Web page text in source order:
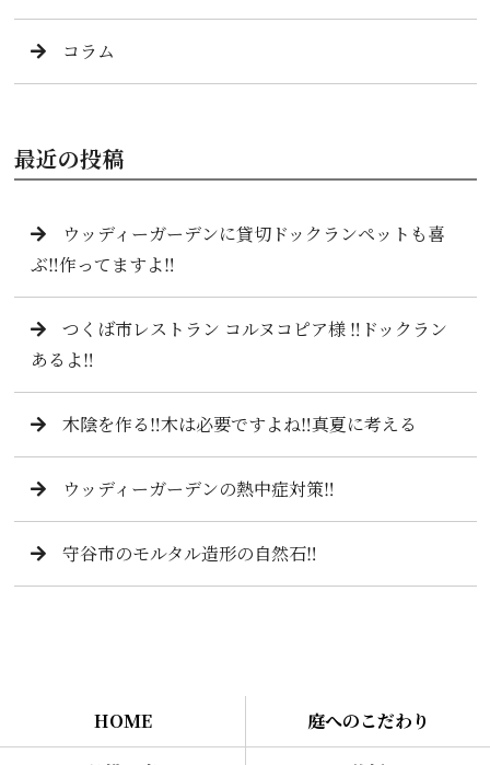
コラム
最近の投稿
ウッディーガーデンに貸切ドックランペットも喜
ぶ‼️作ってますよ‼️
つくば市レストラン コルヌコピア様 ‼️ドックラン
あるよ‼️
木陰を作る‼️木は必要ですよね‼️真夏に考える
ウッディーガーデンの熱中症対策‼️
守谷市のモルタル造形の自然石‼️
HOME 庭へのこだわり